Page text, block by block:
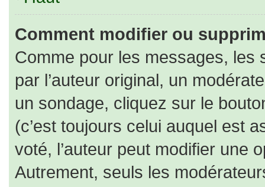
Comment modifier ou
Comme pour les messages, les
par l’auteur original, un
un sondage, cliquez sur le
(c’est toujours celui auquel est
voté, l’auteur peut modifier une
Autrement, seuls les